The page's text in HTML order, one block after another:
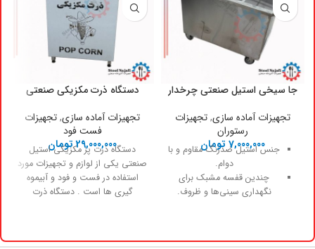
جا سیخی استیل صنعتی چرخدار
تجهیزات آماده سازی,تجهیزات
رستوران
7,000,000 تومان
جنس استیل ضدزنگ مقاوم و با
دوام.
چندین قفسه مشبک برای
نگهداری سینی‌ها و ظروف.
دستگاه ذرت مکزیکی صنعتی
تجهیزات آماده سازی,تجهیزات
فست فود
29,000,000تومان
دستگاه ذرت پز مکزیکی استیل
صنعتی یکی از لوازم و تجهیزات مورد
استفاده در فست و فود و آبیموه
گیری ها است . دستگاه ذرت